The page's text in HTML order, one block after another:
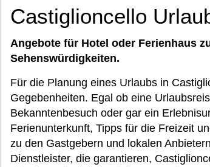
Castiglioncello
Angebote für Hotel oder Ferienhaus
Sehenswürdigkeiten.
Für die Planung eines Urlaubs in
Gegebenheiten. Egal ob eine
Bekanntenbesuch oder gar ein
Ferienunterkunft, Tipps für die Freizeit
zu den Gastgebern und lokalen
Dienstleister, die garantieren,